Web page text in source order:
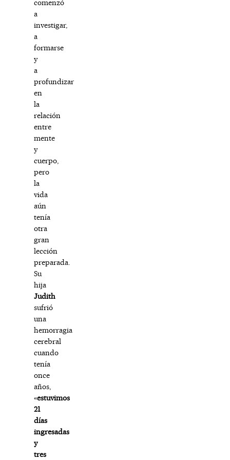
comenzó
a
investigar,
a
formarse
y
a
profundizar
en
la
relación
entre
mente
y
cuerpo,
pero
la
vida
aún
tenía
otra
gran
lección
preparada.
Su
hija
Judith
sufrió
una
hemorragia
cerebral
cuando
tenía
once
años,
«estuvimos
21
días
ingresadas
y
tres